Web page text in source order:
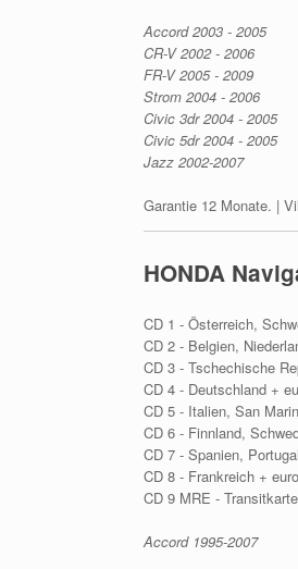
Accord 2003 - 2005
CR-V 2002 - 2006
FR-V 2005 - 2009
Strom 2004 - 2006
Civic 3dr 2004 - 2005
Civic 5dr 2004 - 2005
Jazz 2002-2007
Garantie 12 Monate. |
HONDA
CD 1 - Österreich,
CD 2 - Belgien,
CD 3 - Tschechische
CD 4 - Deutschland +
CD 5 - Italien, San
CD 6 - Finnland,
CD 7 - Spanien,
CD 8 - Frankreich +
CD 9 MRE -
Accord 1995-2007